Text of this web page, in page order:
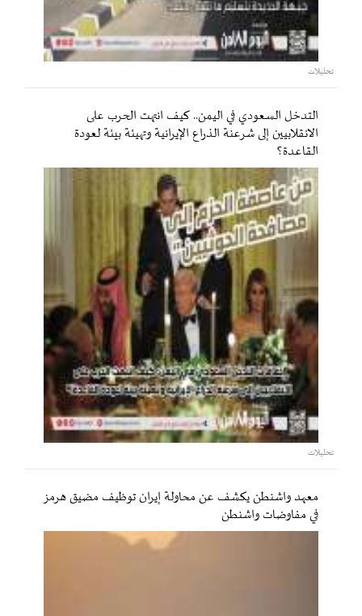
تحليلات
التدخل السعودي في اليمن.. كيف انتهت الحرب على
الانقلابيين إلى شرعنة الذراع الإيرانية وتهيئة بيئة لعودة
القاعدة؟
تحليلات
معهد واشنطن يكشف عن محاولة إيران توظيف مضيق هرمز
في مفاوضات واشنطن